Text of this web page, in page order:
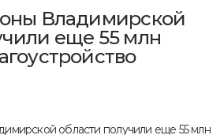
Владимирской
еще 55 млн